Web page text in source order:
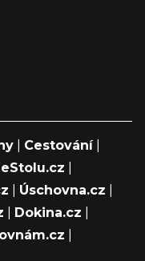
Cestování|
Úschovna.cz
Dokina.cz